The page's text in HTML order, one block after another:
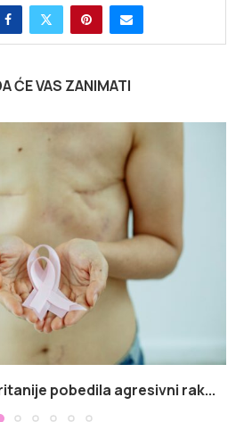
ĆE VAS ZANIMATI
pobedila agresivni rak...